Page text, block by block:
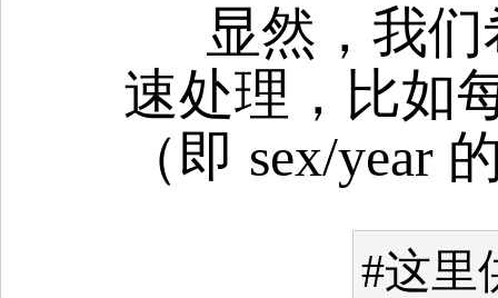
显然，我
速处理，比如
（即 sex/year
#这里